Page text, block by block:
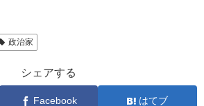
政治家
シェアする
Facebook はてブ